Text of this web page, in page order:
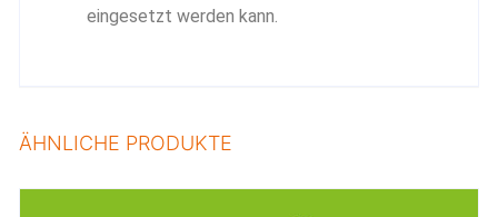
eingesetzt werden kann.
ÄHNLICHE PRODUKTE